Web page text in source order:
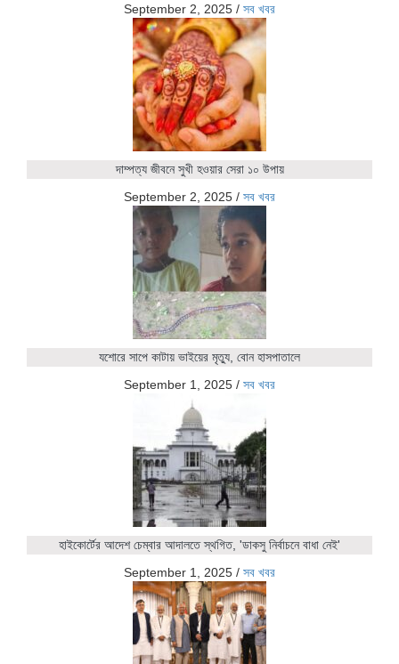
September 2, 2025 / সব খবর
দাম্পত্য জীবনে সুখী হওয়ার সেরা ১০ উপায়
September 2, 2025 / সব খবর
যশোরে সাপে কাটায় ভাইয়ের মৃত্যু, বোন হাসপাতালে
September 1, 2025 / সব খবর
হাইকোর্টের আদেশ চেম্বার আদালতে স্থগিত, 'ডাকসু নির্বাচনে বাধা নেই'
September 1, 2025 / সব খবর